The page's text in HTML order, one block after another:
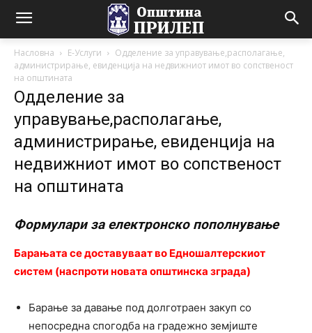
Насловна Е-Услуги
Одделение за управување,располагање,
администрирање, евиденција на недвижниот имот во сопственост
на општината
Одделение за
управување,располагање,
администрирање, евиденција на
недвижниот имот во сопственост
на општината
Формулари за електронско пополнување
Барањата се доставуваат во Едношалтерскиот
систем (наспроти новата општинска зграда)
Барање за давање под долготраен закуп со
непосредна спогодба на градежно земјиште